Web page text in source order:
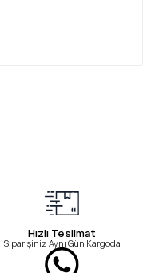
Hızlı Teslimat
Siparişiniz Aynı Gün Kargoda